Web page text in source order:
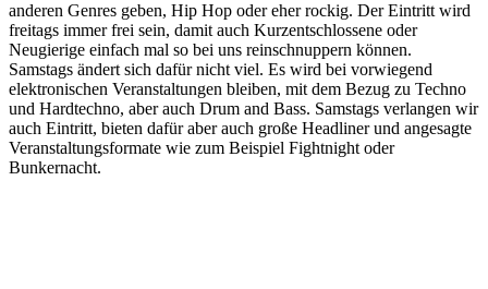
anderen Genres geben, Hip Hop oder eher rockig. Der Eintritt wird
freitags immer frei sein, damit auch Kurzentschlossene oder
Neugierige einfach mal so bei uns reinschnuppern können.
Samstags ändert sich dafür nicht viel. Es wird bei vorwiegend
elektronischen Veranstaltungen bleiben, mit dem Bezug zu Techno
und Hardtechno, aber auch Drum and Bass. Samstags verlangen wir
auch Eintritt, bieten dafür aber auch große Headliner und angesagte
Veranstaltungsformate wie zum Beispiel Fightnight oder
Bunkernacht.